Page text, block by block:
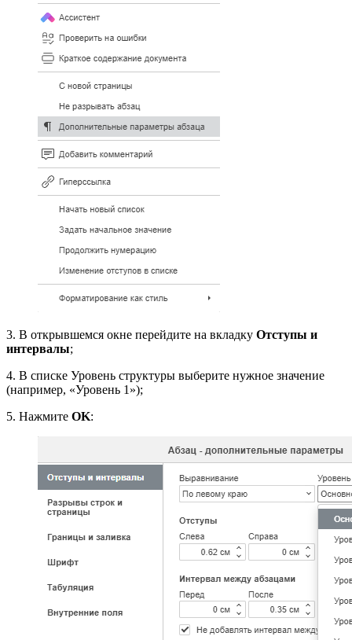
3. В открывшемся окне перейдите на вкладку Отступы и
интервалы;
4. В списке Уровень структуры выберите нужное значение
(например, «Уровень 1»);
5. Нажмите OK: